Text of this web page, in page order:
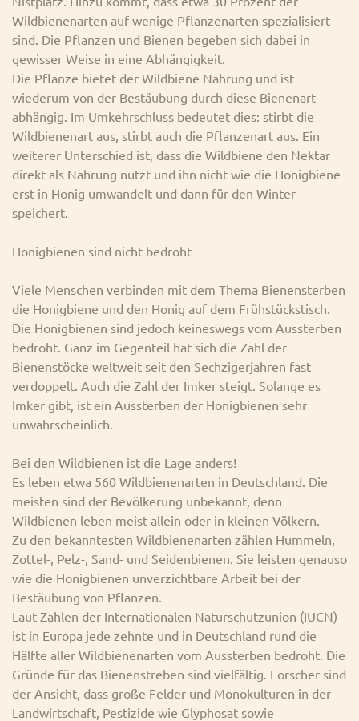
Wildbienenarten auf wenige Pflanzenarten spezialisiert
sind. Die Pflanzen und Bienen begeben sich dabei in
gewisser Weise in eine Abhängigkeit.
Die Pflanze bietet der Wildbiene Nahrung und ist
wiederum von der Bestäubung durch diese Bienenart
abhängig. Im Umkehrschluss bedeutet dies: stirbt die
Wildbienenart aus, stirbt auch die Pflanzenart aus. Ein
weiterer Unterschied ist, dass die Wildbiene den Nektar
direkt als Nahrung nutzt und ihn nicht wie die Honigbiene
erst in Honig umwandelt und dann für den Winter
speichert.
Honigbienen sind nicht bedroht
Viele Menschen verbinden mit dem Thema Bienensterben
die Honigbiene und den Honig auf dem Frühstückstisch.
Die Honigbienen sind jedoch keineswegs vom Aussterben
bedroht. Ganz im Gegenteil hat sich die Zahl der
Bienenstöcke weltweit seit den Sechzigerjahren fast
verdoppelt. Auch die Zahl der Imker steigt. Solange es
Imker gibt, ist ein Aussterben der Honigbienen sehr
unwahrscheinlich.
Bei den Wildbienen ist die Lage anders!
Es leben etwa 560 Wildbienenarten in Deutschland. Die
meisten sind der Bevölkerung unbekannt, denn
Wildbienen leben meist allein oder in kleinen Völkern.
Zu den bekanntesten Wildbienenarten zählen Hummeln,
Zottel-, Pelz-, Sand- und Seidenbienen. Sie leisten genauso
wie die Honigbienen unverzichtbare Arbeit bei der
Bestäubung von Pflanzen.
Laut Zahlen der Internationalen Naturschutzunion (IUCN)
ist in Europa jede zehnte und in Deutschland rund die
Hälfte aller Wildbienenarten vom Aussterben bedroht. Die
Gründe für das Bienenstreben sind vielfältig. Forscher sind
der Ansicht, dass große Felder und Monokulturen in der
Landwirtschaft, Pestizide wie Glyphosat sowie